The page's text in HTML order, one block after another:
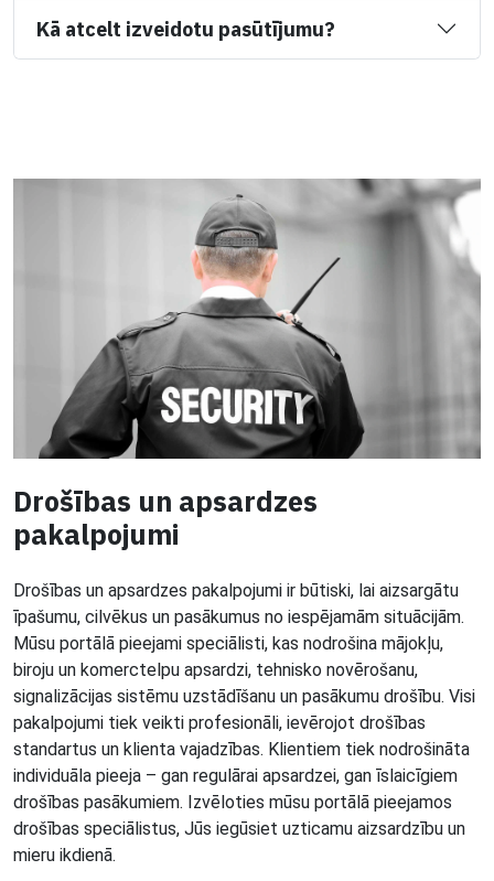
Kā atcelt izveidotu pasūtījumu?
Drošības un apsardzes
pakalpojumi
Drošības un apsardzes pakalpojumi ir būtiski, lai aizsargātu
īpašumu, cilvēkus un pasākumus no iespējamām situācijām.
Mūsu portālā pieejami speciālisti, kas nodrošina mājokļu,
biroju un komerctelpu apsardzi, tehnisko novērošanu,
signalizācijas sistēmu uzstādīšanu un pasākumu drošību. Visi
pakalpojumi tiek veikti profesionāli, ievērojot drošības
standartus un klienta vajadzības. Klientiem tiek nodrošināta
individuāla pieeja – gan regulārai apsardzei, gan īslaicīgiem
drošības pasākumiem. Izvēloties mūsu portālā pieejamos
drošības speciālistus, Jūs iegūsiet uzticamu aizsardzību un
mieru ikdienā.